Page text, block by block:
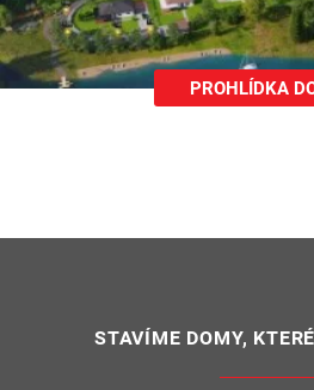
PROHLÍDKA
STAVÍME DOMY,